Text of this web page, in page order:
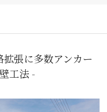
張に多数アンカー
工法 -